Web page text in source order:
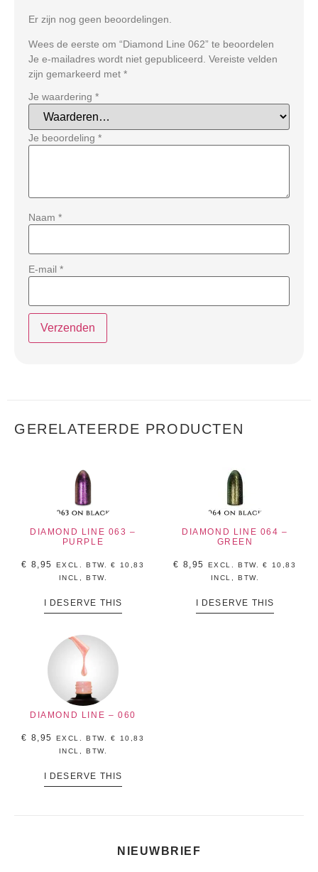
Er zijn nog geen beoordelingen.
Wees de eerste om “Diamond Line 062” te beoordelen
Je e-mailadres wordt niet gepubliceerd. Vereiste velden
zijn gemarkeerd met *
Je waardering *
Je beoordeling *
Naam *
E-mail *
GERELATEERDE PRODUCTEN
DIAMOND LINE 063 –
PURPLE
€ 8,95 EXCL. BTW.€
10,83
INCL, BTW.
I DESERVE THIS
DIAMOND LINE 064 –
GREEN
€ 8,95 EXCL. BTW.€
10,83
INCL, BTW.
I DESERVE THIS
DIAMOND LINE – 060
€ 8,95 EXCL. BTW.€
10,83
INCL, BTW.
I DESERVE THIS
NIEUWBRIEF